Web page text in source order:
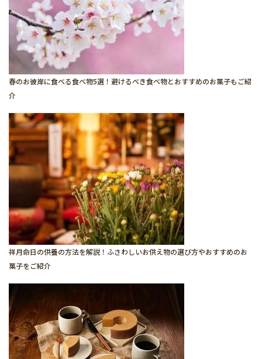
春のお彼岸に食べる食べ物5選！避けるべき食べ物とおすすめのお菓子もご紹
介
祥月命日の供養の方法を解説！ふさわしいお供え物の選び方やおすすめのお
菓子をご紹介